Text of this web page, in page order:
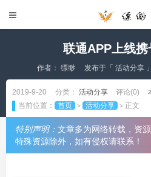
联通APP上线
作者： 缥缈 发布于「 活动分享
2019-9-20 分类： 活动分享 评论(0)
当前位置：
首页 > 活动分享 > 正文
特别声明： 文章多为网络转载，资
特殊资源除外，如有侵权请联系！